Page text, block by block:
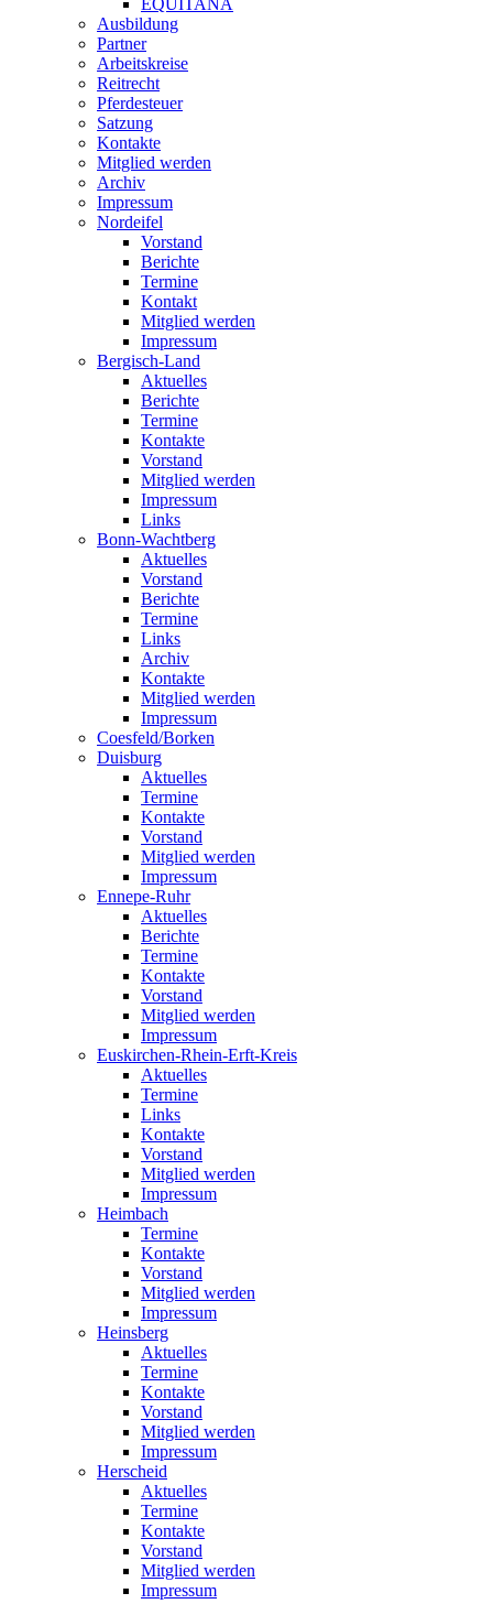
EQUITANA
Ausbildung
Partner
Arbeitskreise
Reitrecht
Pferdesteuer
Satzung
Kontakte
Mitglied werden
Archiv
Impressum
Nordeifel
Vorstand
Berichte
Termine
Kontakt
Mitglied werden
Impressum
Bergisch-Land
Aktuelles
Berichte
Termine
Kontakte
Vorstand
Mitglied werden
Impressum
Links
Bonn-Wachtberg
Aktuelles
Vorstand
Berichte
Termine
Links
Archiv
Kontakte
Mitglied werden
Impressum
Coesfeld/Borken
Duisburg
Aktuelles
Termine
Kontakte
Vorstand
Mitglied werden
Impressum
Ennepe-Ruhr
Aktuelles
Berichte
Termine
Kontakte
Vorstand
Mitglied werden
Impressum
Euskirchen-Rhein-Erft-Kreis
Aktuelles
Termine
Links
Kontakte
Vorstand
Mitglied werden
Impressum
Heimbach
Termine
Kontakte
Vorstand
Mitglied werden
Impressum
Heinsberg
Aktuelles
Termine
Kontakte
Vorstand
Mitglied werden
Impressum
Herscheid
Aktuelles
Termine
Kontakte
Vorstand
Mitglied werden
Impressum